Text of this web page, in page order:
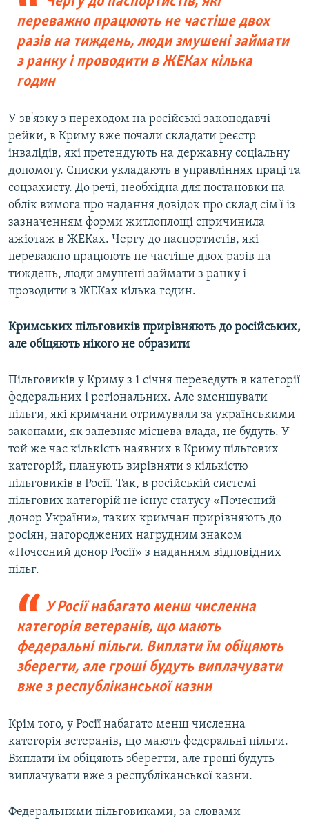
переважно працюють не частіше двох
разів на тиждень, люди змушені займати
з ранку і проводити в ЖЕКах кілька
годин
У зв'язку з переходом на російські законодавчі
рейки, в Криму вже почали складати реєстр
інвалідів, які претендують на державну соціальну
допомогу. Списки укладають в управліннях праці та
соцзахисту. До речі, необхідна для постановки на
облік вимога про надання довідок про склад сім'ї із
зазначенням форми житлоплощі спричинила
ажіотаж в ЖЕКах. Чергу до паспортистів, які
переважно працюють не частіше двох разів на
тиждень, люди змушені займати з ранку і
проводити в ЖЕКах кілька годин.
Кримських пільговиків прирівняють до російських,
але обіцяють нікого не образити
Пільговиків у Криму з 1 січня переведуть в категорії
федеральних і регіональних. Але зменшувати
пільги, які кримчани отримували за українськими
законами, як запевняє місцева влада, не будуть. У
той же час кількість наявних в Криму пільгових
категорій, планують вирівняти з кількістю
пільговиків в Росії. Так, в російській системі
пільгових категорій не існує статусу «Почесний
донор України», таких кримчан прирівняють до
росіян, нагороджених нагрудним знаком
«Почесний донор Росії» з наданням відповідних
пільг.
У Росії набагато менш численна
категорія ветеранів, що мають
федеральні пільги. Виплати їм обіцяють
зберегти, але гроші будуть виплачувати
вже з республіканської казни
Крім того, у Росії набагато менш численна
категорія ветеранів, що мають федеральні пільги.
Виплати їм обіцяють зберегти, але гроші будуть
виплачувати вже з республіканської казни.
Федеральними пільговиками, за словами